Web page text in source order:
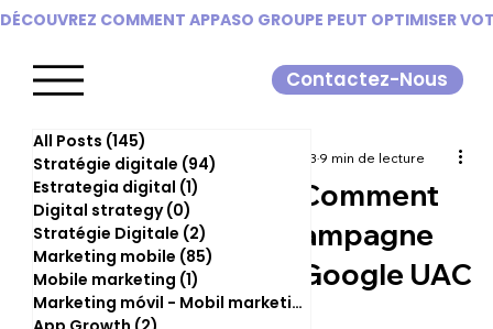
Contactez-Nous
DÉCOUVREZ COMMENT APPASO GROUPE PEUT OPTIMISER
App Growth — Comment
optimiser une campagne
publicitaire sur Google UAC
?
Camille Trombini 27 juin 20239 min de lecture
All Posts (145)
Stratégie digitale (94)
Estrategia digital (1)
Digital strategy(0)
Stratégie Digitale (2)
Marketing mobile (85)
Mobile marketing (1)
Marketing móvil - Mobil marketing